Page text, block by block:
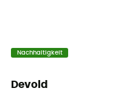
Nachhaltigkeit
Devold